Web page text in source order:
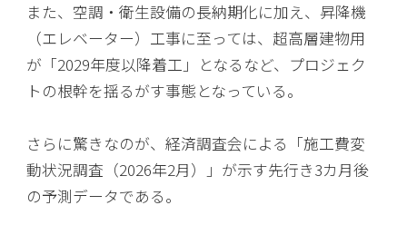
また、空調・衛生設備の長納期化に加え、昇降機
（エレベーター）工事に至っては、超高層建物用
が「2029年度以降着工」となるなど、プロジェク
トの根幹を揺るがす事態となっている。
さらに驚きなのが、経済調査会による「施工費変
動状況調査（2026年2月）」が示す先行き3カ月後
の予測データである。